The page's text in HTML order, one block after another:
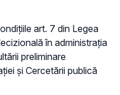
art. 7 din Legea
în administraţia
preliminare
și Cercetării publică